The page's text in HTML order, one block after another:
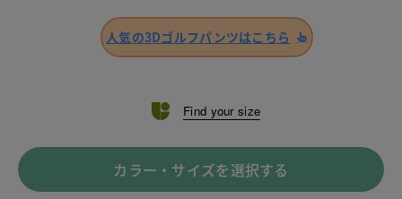
人気の3Dゴルフパンツはこちら
Find your size
カラー・サイズを選択する